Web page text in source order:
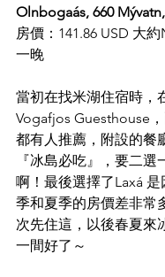
Olnbogaás, 660
房價：141.86 USD 大
一晚
當初在找米湖住宿時，
Vogafjos Guesthouse
都有人推薦，附設的餐
『冰島必吃』，要二
啊！最後選擇了Laxá
季和夏季的房價差非常
次先住這，以後春夏來
一間好了～